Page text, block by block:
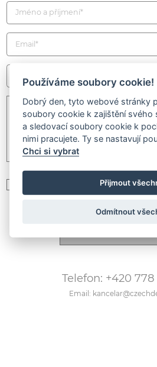
Souhlasím se zpracovánímosobních
Telefon: +420
Email:
Používáme soubory cookie!
Dobrý den, tyto webové stránky
soubory cookie k zajištění svého
a sledovací soubory cookie k
nimi pracujete. Ty se nastavují
Chci si vybrat
Přijmout
Odmítnout